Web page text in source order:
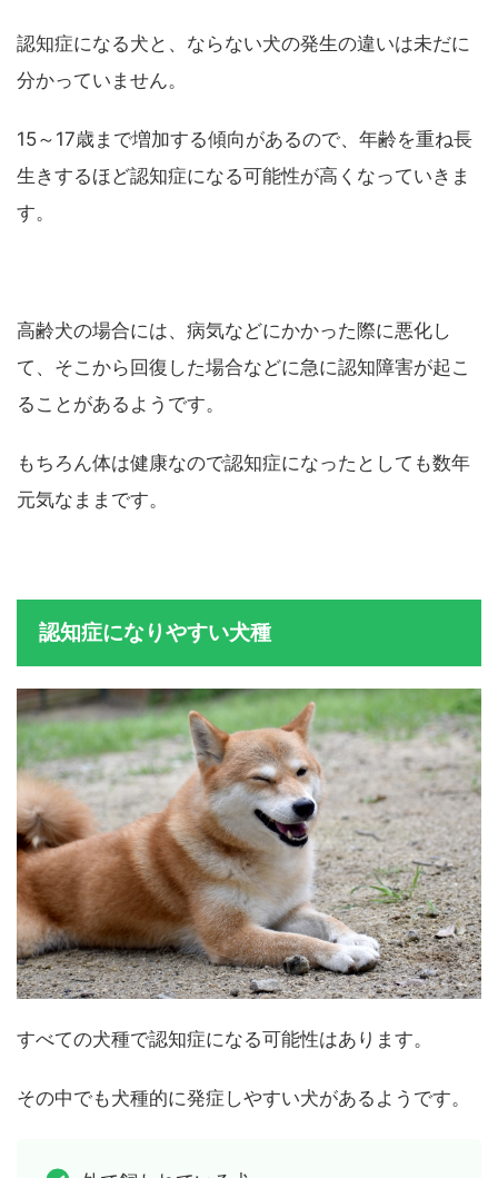
認知症になる犬と、ならない犬の発生の違いは未だに
分かっていません。
15～17歳まで増加する傾向があるので、年齢を重ね長
生きするほど認知症になる可能性が高くなっていきま
す。
高齢犬の場合には、病気などにかかった際に悪化し
て、そこから回復した場合などに急に認知障害が起こ
ることがあるようです。
もちろん体は健康なので認知症になったとしても数年
元気なままです。
認知症になりやすい犬種
すべての犬種で認知症になる可能性はあります。
その中でも犬種的に発症しやすい犬があるようです。